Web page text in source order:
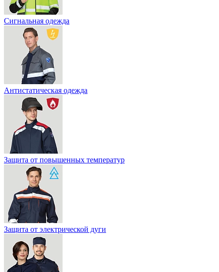
Сигнальная одежда
Антистатическая одежда
Защита от повышенных температур
Защита от электрической дуги